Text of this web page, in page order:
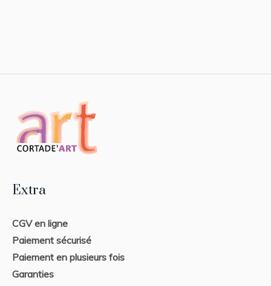
Extra
CGV en ligne
Paiement sécurisé
Paiement en plusieurs fois
Garanties